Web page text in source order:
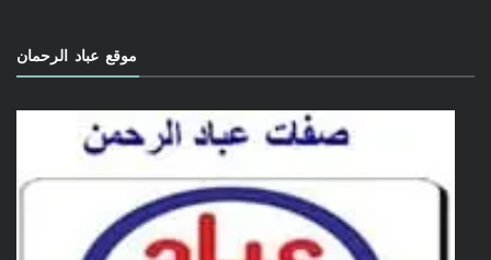
موقع عباد الرحمان